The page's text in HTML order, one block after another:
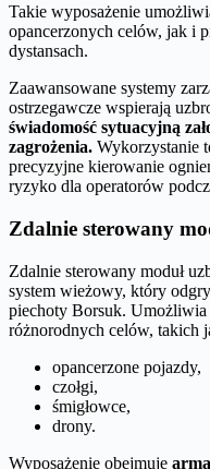
Takie wyposażenie
opancerzonych celów, jak i
dystansach.
Zaawansowane systemy
ostrzegawcze wspierają
świadomość sytuacyjną
zagrożenia. Wykorzystanie
precyzyjne kierowanie
ryzyko dla operatorów
Zdalnie sterowany
Zdalnie sterowany moduł
system wieżowy, który
piechoty Borsuk.
różnorodnych celów, takich
opancerzone pojazdy,
czołgi,
śmigłowce,
drony.
Wyposażenie obejmuje